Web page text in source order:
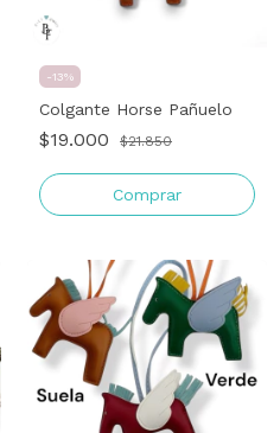
-13%
Colgante Horse Pañuelo
$19.000 $21.850
Comprar